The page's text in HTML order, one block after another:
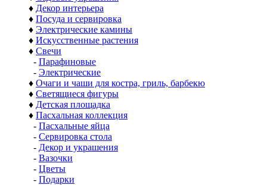
♦ Декор интерьера
♦ Посуда и сервировка
♦ Электрические камины
♦ Искусственные растения
♦ Свечи
- Парафиновые
- Электрические
♦ Очаги и чаши для костра, гриль, барбекю
♦ Светящиеся фигуры
♦ Детская площадка
♦ Пасхальная коллекция
- Пасхальные яйца
- Сервировка стола
- Декор и украшения
- Вазочки
- Цветы
- Подарки